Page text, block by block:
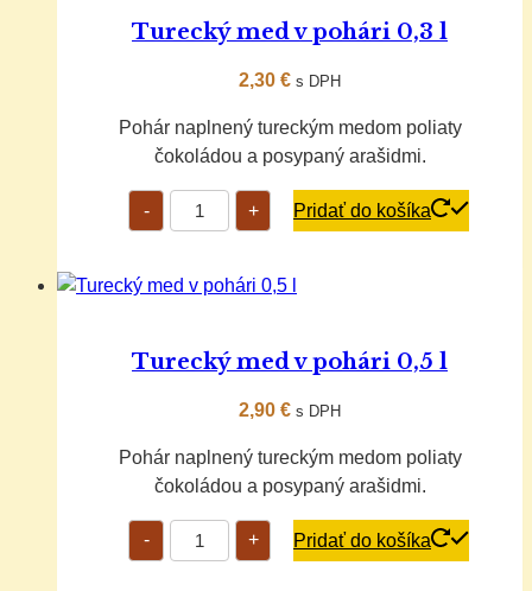
Turecký med v pohári 0,3 l
2,30 € s DPH
Pohár naplnený tureckým medom poliaty
čokoládou a posypaný arašidmi.
-
množstvo
Turecký
med
pohári
0,3
+ Pridať do košíka
Turecký med v pohári 0,5 l
2,90 € s DPH
Pohár naplnený tureckým medom poliaty
čokoládou a posypaný arašidmi.
-
množstvo
Turecký
med
+ Pridať do košíka